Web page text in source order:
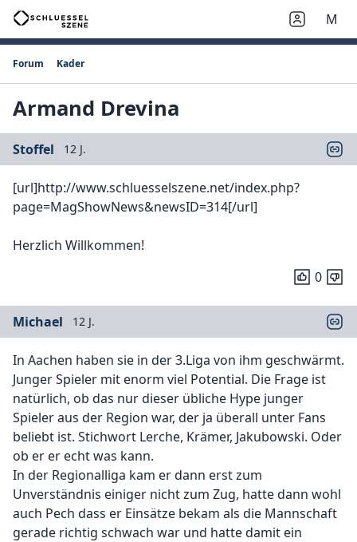
M
Forum Kader
Armand Drevina
Stoffel 12 J.
[url]http://www.schluesselszene.net/index.php?
page=MagShowNews&newsID=314[/url]
Herzlich Willkommen!
0
Michael 12 J.
In Aachen haben sie in der 3.Liga von ihm geschwärmt.
Junger Spieler mit enorm viel Potential. Die Frage ist
natürlich, ob das nur dieser übliche Hype junger
Spieler aus der Region war, der ja überall unter Fans
beliebt ist. Stichwort Lerche, Krämer, Jakubowski. Oder
ob er er echt was kann.
In der Regionalliga kam er dann erst zum
Unverständnis einiger nicht zum Zug, hatte dann wohl
auch Pech dass er Einsätze bekam als die Mannschaft
gerade richtig schwach war und hatte damit ein